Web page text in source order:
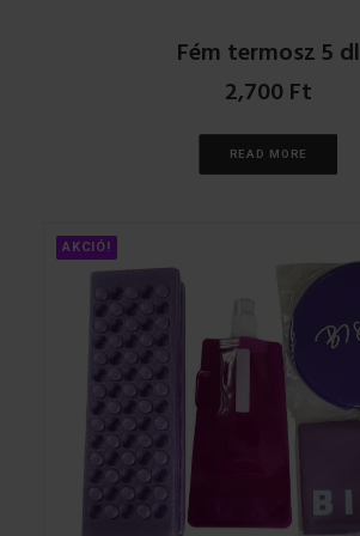
Fém termosz 5 dl
2,700Ft
READ MORE
AKCIÓ!